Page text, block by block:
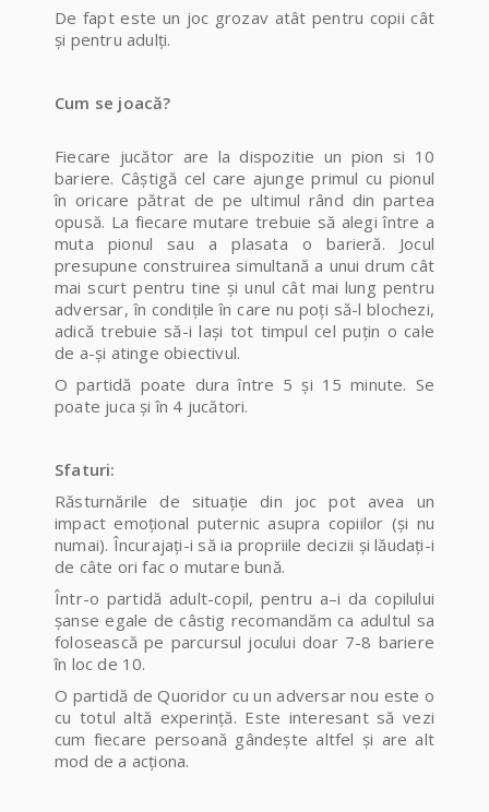
De fapt este un joc grozav atât pentru copii cât
şi pentru adulţi.
Cum se joacă?
Fiecare jucător are la dispozitie un pion si 10
bariere. Câştigă cel care ajunge primul cu pionul
în oricare pătrat de pe ultimul rând din partea
opusă. La fiecare mutare trebuie să alegi între a
muta pionul sau a plasata o barieră. Jocul
presupune construirea simultană a unui drum cât
mai scurt pentru tine şi unul cât mai lung pentru
adversar, în condițile în care nu poți să-l blochezi,
adică trebuie să-i laşi tot timpul cel puţin o cale
de a-şi atinge obiectivul.
O partidă poate dura între 5 şi 15 minute. Se
poate juca şi în 4 jucători.
Sfaturi:
Răsturnările de situaţie din joc pot avea un
impact emoţional puternic asupra copiilor (şi nu
numai). Încurajaţi-i să ia propriile decizii şi lăudaţi-i
de câte ori fac o mutare bună.
Într-o partidă adult-copil, pentru a–i da copilului
şanse egale de câstig recomandăm ca adultul sa
folosească pe parcursul jocului doar 7-8 bariere
în loc de 10.
O partidă de Quoridor cu un adversar nou este o
cu totul altă experinţă. Este interesant să vezi
cum fiecare persoană gândeşte altfel şi are alt
mod de a acţiona.